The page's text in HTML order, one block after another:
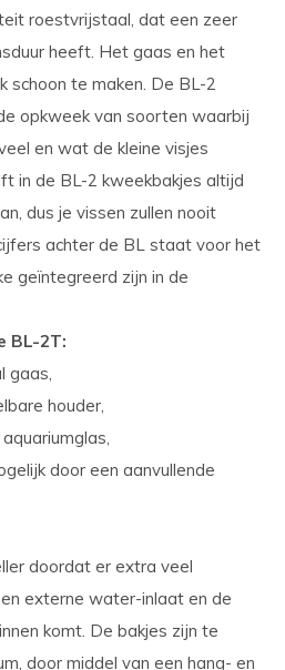
roestvrijstaal, dat een zeer
heeft. Het gaas en het
schoon te maken. De BL-2
opkweek van soorten waarbij
en wat de kleine visjes
in de BL-2 kweekbakjes altijd
dus je vissen zullen nooit
achter de BL staat voor het
geïntegreerd zijn in de
BL-2T:
gaas,
houder,
door een aanvullende
doordat er extra veel
externe water-inlaat en de
komt. De bakjes zijn te
door middel van een hang- en